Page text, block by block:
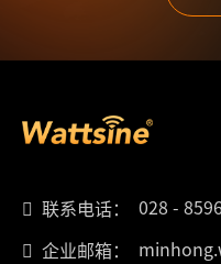
联系电话：
028 -
企业邮箱：